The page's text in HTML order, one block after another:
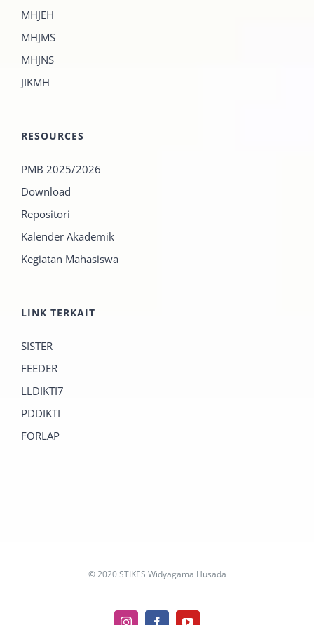
MHJEH
MHJMS
MHJNS
JIKMH
RESOURCES
PMB 2025/2026
Download
Repositori
Kalender Akademik
Kegiatan Mahasiswa
LINK TERKAIT
SISTER
FEEDER
LLDIKTI7
PDDIKTI
FORLAP
© 2020 STIKES Widyagama Husada